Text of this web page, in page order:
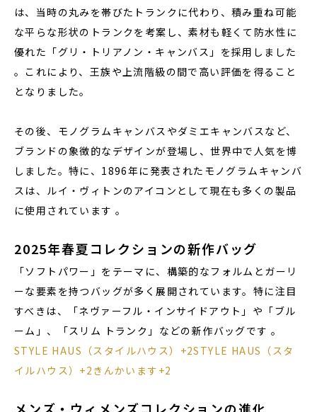
は、当時の丸みを帯びたトランクに代わり、積み重ね可能
な平らな形状のトランクを考案し、素材も軽くて防水性に
優れた「グリ・トリアノン・キャンバス」を採用しました
。これにより、王族や上流階級の間で高い評価を得ること
となりました。
その後、モノグラムキャンバスやダミエキャンバスなど、
ブランドの象徴的なデザインが登場し、世界中で人気を博
しました。特に、1896年に発表されたモノグラムキャンバ
スは、ルイ・ヴィトンのアイコンとして現在も多くの製品
に使用されています 。
2025年春夏コレクションの新作バッグ
「ソフトパワー」をテーマに、構築的なフォルムとガーリ
ーな要素を持つバッグが多く展開されています。特に注目
すべきは、「ネヴァーフル・インサイドアウト」や「ブル
ーム」、「スリム トランク」などの新作バッグです 。
STYLE HAUS（スタイルハウス）+2STYLE HAUS（スタ
イルハウス）+2きんかいます+2
メンズ・ウィメンズコレクションの進化